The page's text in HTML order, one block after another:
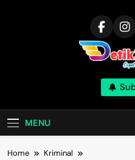
MENU
Home
Kriminal